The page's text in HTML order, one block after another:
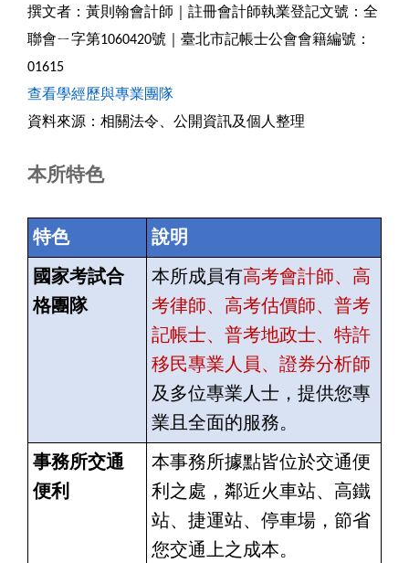
撰文者：黃則翰會計師｜註冊會計師執業登記文號：全
聯會ㄧ字第1060420號｜臺北市記帳士公會會籍編號：
01615
查看學經歷與專業團隊
資料來源：相關法令、公開資訊及個人整理
本所特色
特色 說明
國家考試合
格團隊
本所成員有 高考會計師、高
考律師、高考估價師、普考
記帳士、普考地政士、特許
移民專業人員、證券分析師
及多位專業人士，提供您專
業且全面的服務。
事務所交通
便利
本事務所據點皆位於交通便
利之處，鄰近火車站、高鐵
站、捷運站、停車場，節省
您交通上之成本。